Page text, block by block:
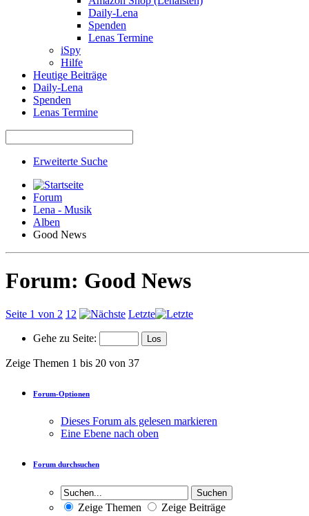
Daily-Lena
Spenden
Lenas Termine
iSpy
Hilfe
Heutige Beiträge
Daily-Lena
Spenden
Lenas Termine
Erweiterte Suche
Forum
Lena - Musik
Alben
Good News
Forum: Good News
Seite 1 von 2 12 Letzte
Gehe zu Seite:
Zeige Themen 1 bis 20 von 37
Forum-Optionen
Dieses Forum als gelesen markieren
Eine Ebene nach oben
Forum durchsuchen
Zeige Themen
Zeige Beiträge